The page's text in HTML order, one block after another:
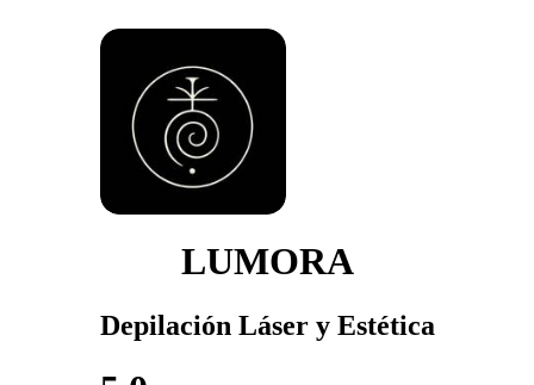
LUMORA
Depilación Láser y Estética